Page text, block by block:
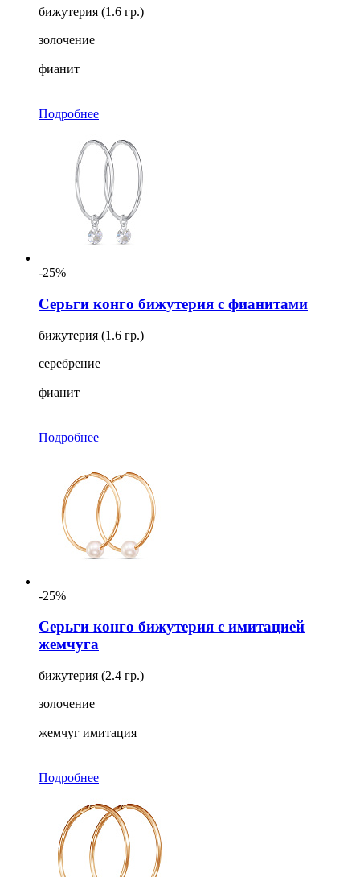
бижутерия (1.6 гр.)
золочение
фианит
Подробнее
-25%
Серьги конго бижутерия с фианитами
бижутерия (1.6 гр.)
серебрение
фианит
Подробнее
-25%
Серьги конго бижутерия с имитацией
жемчуга
бижутерия (2.4 гр.)
золочение
жемчуг имитация
Подробнее